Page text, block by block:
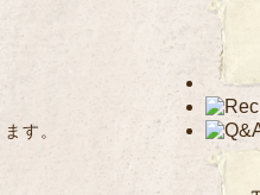
す。